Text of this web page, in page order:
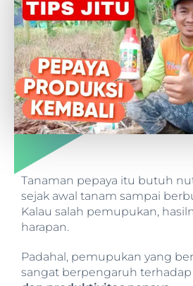
Tanaman pepaya itu butuh
sejak awal tanam sampai
Kalau salah pemupukan,
harapan.
Padahal, pemupukan yang
sangat berpengaruh terhadap